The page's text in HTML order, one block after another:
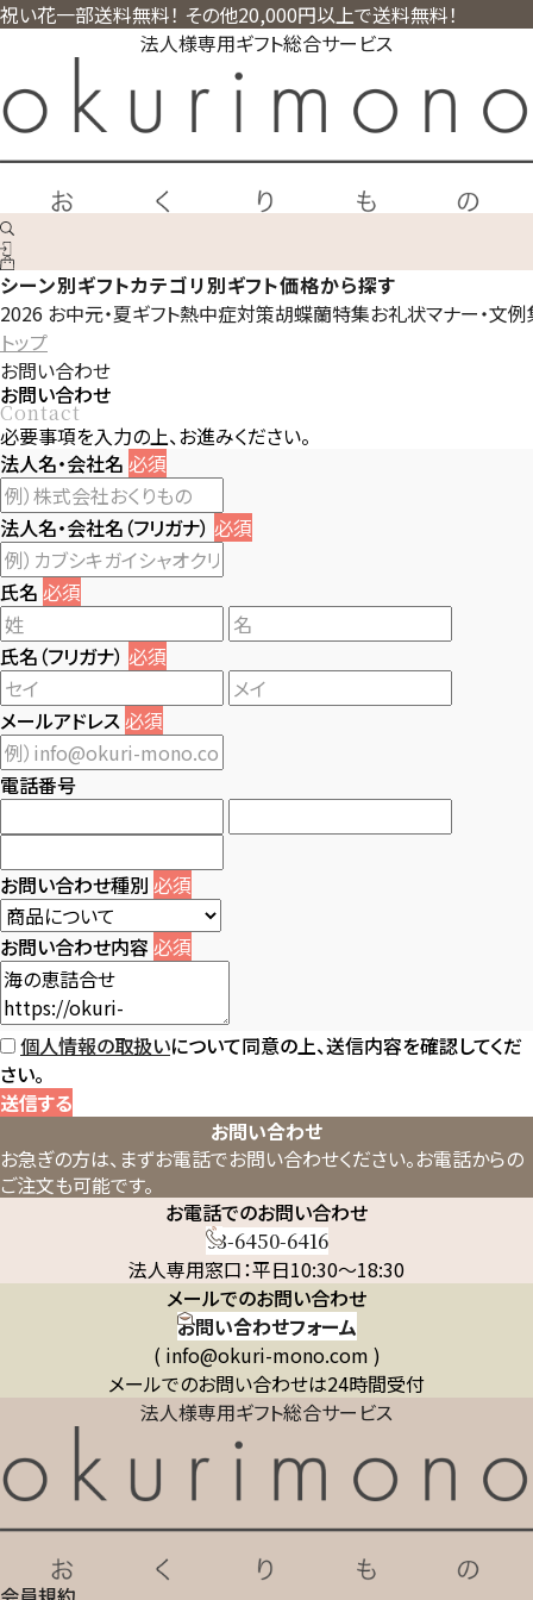
祝い花一部送料無料！ その他20,000円以上で送料無料！
法人様専用ギフト総合サービス
シーン別ギフトカテゴリ別ギフト価格から探す
2026 お中元・夏ギフト熱中症対策胡蝶蘭特集お礼状マナー・文
トップ
お問い合わせ
お問い合わせ
Contact
必要事項を入力の上、お進みください。
法人名・会社名 必須
法人名・会社名（フリガナ） 必須
氏名 必須
氏名（フリガナ） 必須
メールアドレス必須
電話番号
お問い合わせ種別 必須
お問い合わせ内容 必須
個人情報の取扱いについて同意の上、送信内容を確認してくだ
さい。
送信する
お問い合わせ
お急ぎの方は、まずお電話でお問い合わせください。お電話からの
ご注文も可能です。
お電話でのお問い合わせ
03-6450-6416
法人専用窓口：平日10:30～18:30
メールでのお問い合わせ
お問い合わせフォーム
( info@okuri-mono.com )
メールでのお問い合わせは24時間受付
法人様専用ギフト総合サービス